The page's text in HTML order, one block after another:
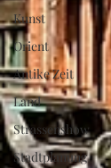
Kunst
Orient
Antike Zeit
Land
Strassenshow
Stadtplanung